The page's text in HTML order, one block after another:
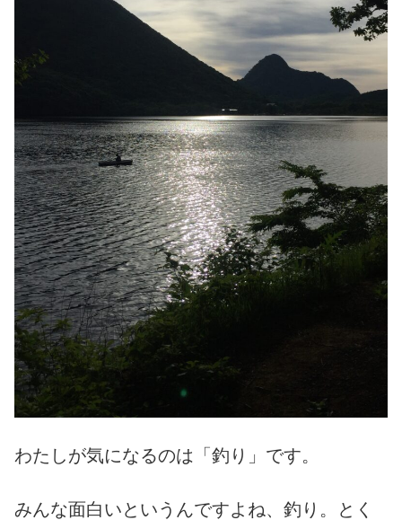
わたしが気になるのは「釣り」です。
みんな面白いというんですよね、釣り。とく